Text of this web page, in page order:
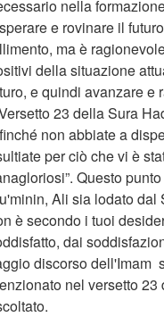
nella
e rovinare il
ma è
della situazione
e quindi avanzare e
23 della Sura
non abbiate a
per ciò che vi è
Questo
Ali sia lodato dal
è secondo i tuoi
dai
discorso dell'Imam
nel versetto